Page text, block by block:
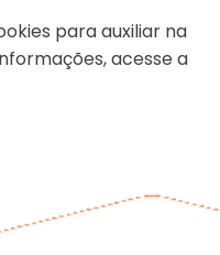
para auxiliar na
acesse a